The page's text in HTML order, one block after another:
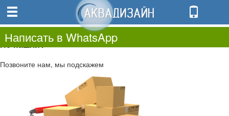
0.00
0
Не нашли?
Позвоните нам, мы подскажем
Написать в WhatsApp